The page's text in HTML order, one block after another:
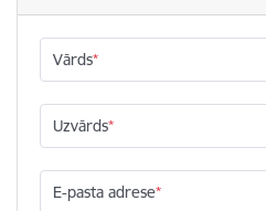
Vārds
Uzvārds
E-pasta adrese